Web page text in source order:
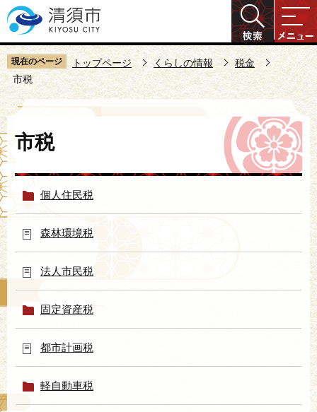
こ
の
ペ
ー
ジ
の
先
頭
で
す
現在のページ トップページ くらしの情報
税金
市税
こ
ら
市税
個人住民税
森林環境税
法人市民税
固定資産税
都市計画税
軽自動車税